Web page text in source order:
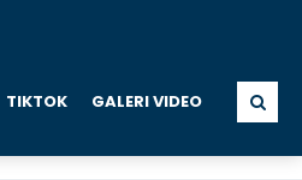
TIKTOK GALERI VIDEO